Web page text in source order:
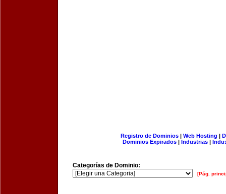
Registro de Dominios| Web Hosting |
Dominios Expirados | Industrias |
Categorías de Dominio:
[Pág.